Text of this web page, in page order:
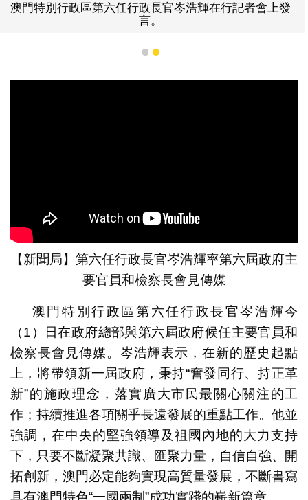
澳門特別行政區第六任行政長官岑浩輝在行記者會上發
言。
1 2
【新聞局】第六任行政長官岑浩輝率第六屆政府主
要官員和檢察長會見傳媒
澳門特別行政區第六任行政長官岑浩輝今
（1）日在政府總部與第六屆政府候任主要官員和
檢察長會見傳媒。岑浩輝表示，在新的歷史起點
上，將帶領新一屆政府，秉持“奮發同行、持正革
新”的施政理念，落實廣大市民最關心關注的工
作；持續推進各項關乎長遠發展的重點工作。他並
強調，在中央的堅強領導及祖國內地的大力支持
下，只要不斷凝聚共識、匯聚力量，自信自強、開
拓創新，澳門必定能夠實現高質量發展，不斷書寫
具有澳門特色“一國兩制”成功實踐的嶄新篇章。